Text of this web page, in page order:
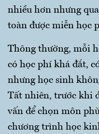
nhiều hơn nhưng
toàn được miễn học
Thông thường, mỗi
có học phí khá đắt,
nhưng học sinh
Tất nhiên, trước khi
vấn để chọn môn
chương trình học